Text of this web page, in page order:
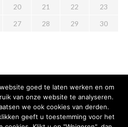
20 21 22
23
27 28 29
30
goed te laten werken en om
van onze website te analyseren.
we ook cookies van derden.
geeft u toestemming voor het